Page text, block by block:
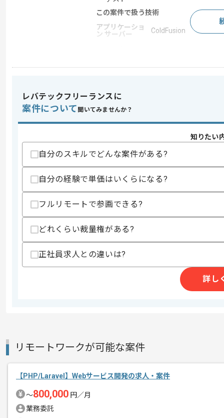
この案件で扱う技術
アプリケーショ
ン サーバー
ColdFusion
スキル
・JavaScriptを用いた開発経験
上記に似た経験やスキルをお持ちであれば申
精算条件
精算基準時間
140時間〜180時間
支払いサイト
エージェントからのコ
本企業様は東海エリアを中心に多数の
レバテックフリーランスに
案件について 聞いてみませんか？
知りたい
自分のスキルでどんな案件がある?
自分の経験で単価はいくらになる?
フルリモートで参画できる?
どれくらい裁量権がある?
正社員求人との違いは?
詳し
リモートワークが可能な案件
【PHP/Laravel】Webサービス開発の求人・案件
〜800,000 円／月
業務委託